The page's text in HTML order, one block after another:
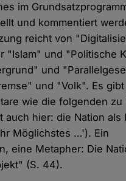
im
und kommentiert
reicht von
"Islam" und "Politische
und
und "Volk". Es gibt
wie die folgenden zu
auch hier: die Nation als
Möglichstes …'). Ein
eine Metapher: Die
(S. 44).